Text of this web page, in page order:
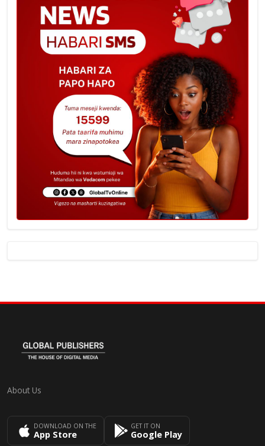
About Us
DOWNLOAD ON THE
App Store
GET IT ON
Google Play